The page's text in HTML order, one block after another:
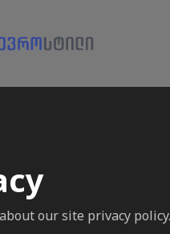
our site privacy policy.